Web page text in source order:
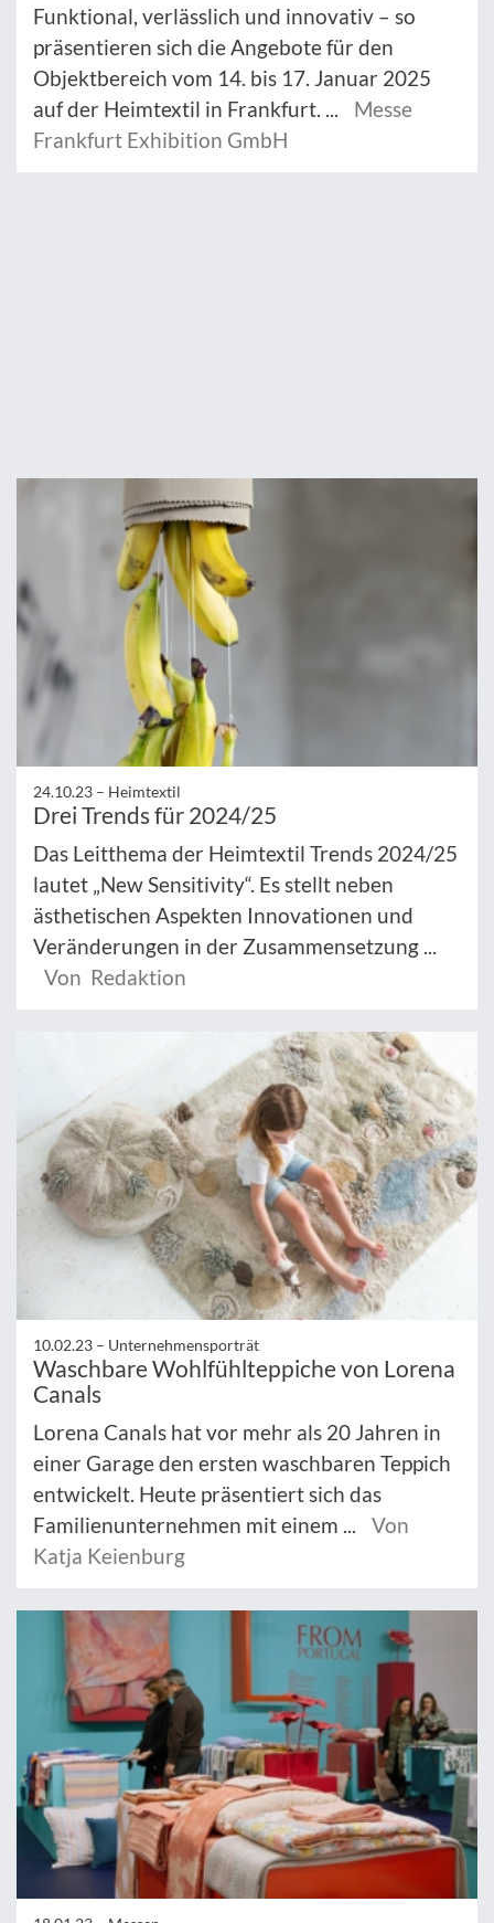
Funktional, verlässlich und innovativ – so
präsentieren sich die Angebote für den
Objektbereich vom 14. bis 17. Januar 2025
auf der Heimtextil in Frankfurt. ...
Messe
Frankfurt Exhibition GmbH
24.10.23 – Heimtextil
Drei Trends für 2024/25
Das Leitthema der Heimtextil Trends 2024/25
lautet „New Sensitivity“. Es stellt neben
ästhetischen Aspekten Innovationen und
Veränderungen in der Zusammensetzung ...
Von Redaktion
10.02.23 – Unternehmensporträt
Waschbare Wohlfühlteppiche von Lorena
Canals
Lorena Canals hat vor mehr als 20 Jahren in
einer Garage den ersten waschbaren Teppich
entwickelt. Heute präsentiert sich das
Familienunternehmen mit einem ...
Von
Katja Keienburg